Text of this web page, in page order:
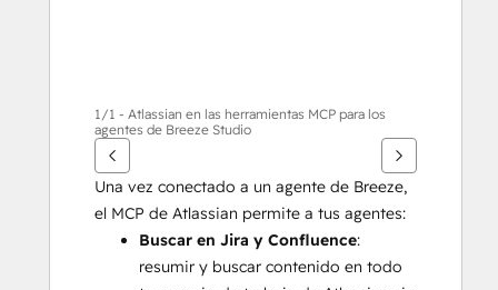
1/1 - Atlassian en las herramientas MCP para los
agentes de Breeze Studio
Una vez conectado a un agente de Breeze,
el MCP de Atlassian permite a tus agentes:
Buscar en Jira y Confluence:
resumir y buscar contenido en todo